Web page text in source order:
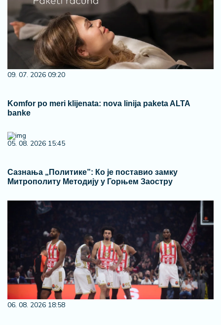
09. 07. 2026 09:20
Komfor po meri klijenata: nova linija paketa ALTA
banke
05. 08. 2026 15:45
Сазнања „Политике”: Ко је поставио замку
Митрополиту Методију у Горњем Заостру
06. 08. 2026 18:58